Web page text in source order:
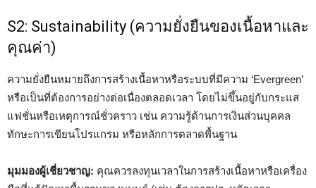
S2: Sustainability (ความยั่งยืนของเนื้อหาและ
คุณค่า)
ความยั่งยืนหมายถึงการสร้างเนื้อหาหรือระบบที่มีความ ‘Evergreen’
หรือเป็นที่ต้องการอย่างต่อเนื่องตลอดเวลา โดยไม่ขึ้นอยู่กับกระแส
แฟชั่นหรือเหตุการณ์ชั่วคราว เช่น ความรู้ด้านการเงินส่วนบุคคล
ทักษะการเขียนโปรแกรม หรือหลักการตลาดพื้นฐาน
มุมมองผู้เชี่ยวชาญ: คุณควรลงทุนเวลาในการสร้างเนื้อหาหรือเครื่อง